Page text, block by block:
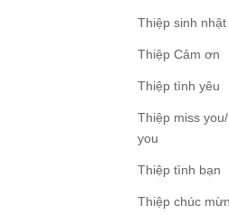
Thiệp sinh nhật
Thiệp Cảm ơn
Thiệp tình yêu
Thiệp miss
you
Thiệp tình bạn
Thiệp chúc